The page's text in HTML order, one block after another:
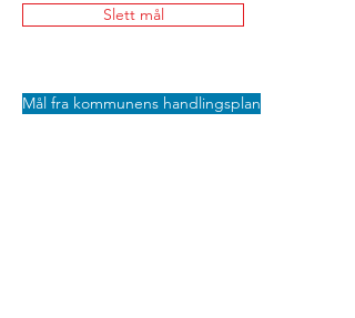
Slett mål
Mål fra kommunens handlingsplan